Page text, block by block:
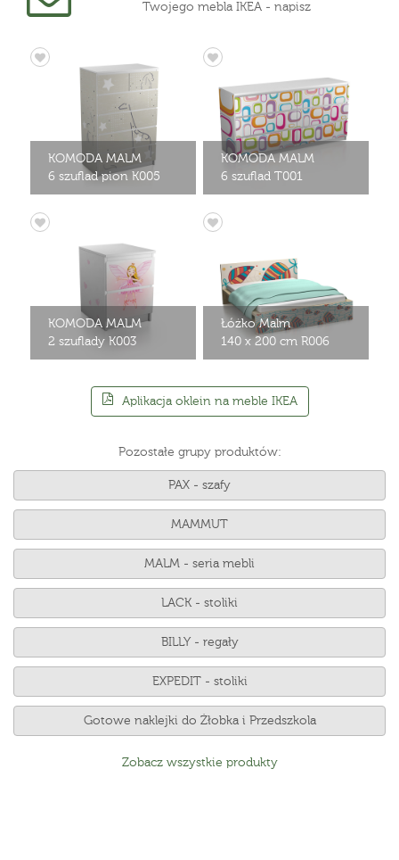
Twojego mebla IKEA - napisz
KOMODA MALM
6 szuflad pion K005
KOMODA MALM
6 szuflad T001
KOMODA MALM
2 szuflady K003
Łóżko Malm
140 x 200 cm R006
Aplikacja oklein na meble IKEA
Pozostałe grupy produktów:
PAX - szafy
MAMMUT
MALM - seria mebli
LACK - stoliki
BILLY - regały
EXPEDIT - stoliki
Gotowe naklejki do Żłobka i Przedszkola
Zobacz wszystkie produkty